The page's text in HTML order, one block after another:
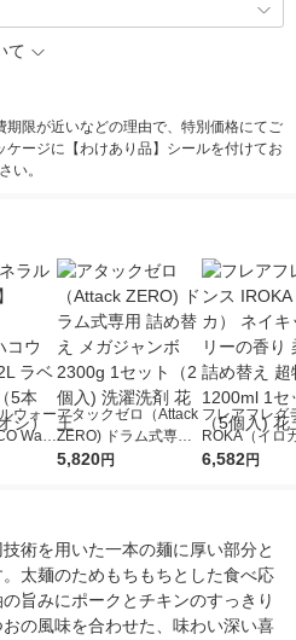
て
限が近いなどの理由で、特別価格にてご
ージに【わけあり品】シールを付けてお
い。
ウォー
Wate
タ
アタックゼロ（Attack
ZERO) ドラム式専用
詰め替え メガジャン
5,820円
フレアフレグ
ROKA（イロ
イキッドリリ
6,582円
術を用いた一本の麺に厚い部分と
太麺のためもちもちとした食べ応
旨みにポークとチキンのすっきり
の風味を合わせた、味わい深い喜